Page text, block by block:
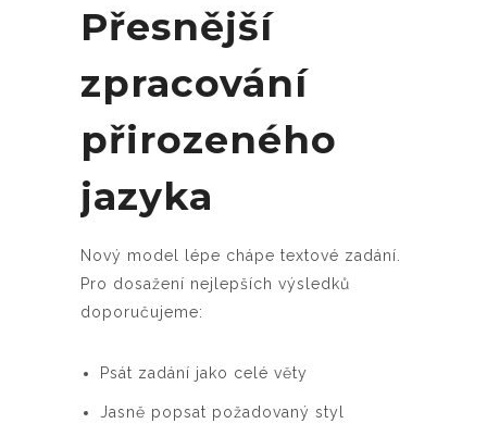
Přesnější
zpracování
přirozeného
jazyka
Nový model lépe chápe textové zadání.
Pro dosažení nejlepších výsledků
doporučujeme:
Psát zadání jako celé věty
Jasně popsat požadovaný styl